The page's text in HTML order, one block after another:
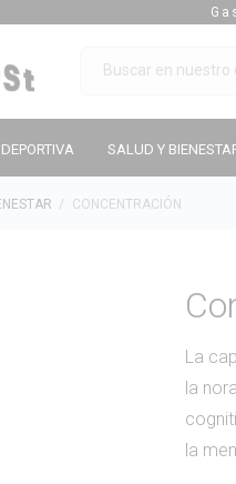
SALUD Y
CONCENTRACIÓN
La
la
la